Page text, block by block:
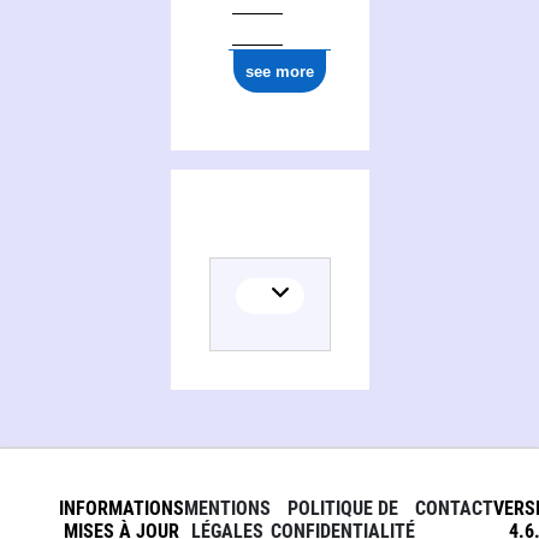
see more
INFORMATIONS
MISES À JOUR
MENTIONS
LÉGALES
POLITIQUE DE
CONFIDENTIALITÉ
CONTACT